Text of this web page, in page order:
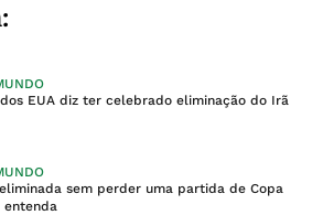
EUA diz ter celebrado eliminação do Irã
sem perder uma partida de Copa
entenda